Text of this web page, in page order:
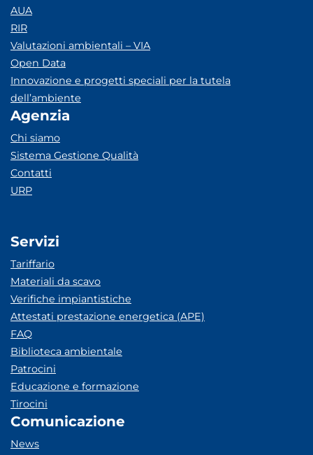
AUA
RIR
Valutazioni ambientali – VIA
Open Data
Innovazione e progetti speciali per la tutela
dell’ambiente
Agenzia
Chi siamo
Sistema Gestione Qualità
Contatti
URP
Servizi
Tariffario
Materiali da scavo
Verifiche impiantistiche
Attestati prestazione energetica (APE)
FAQ
Biblioteca ambientale
Patrocini
Educazione e formazione
Tirocini
Comunicazione
News